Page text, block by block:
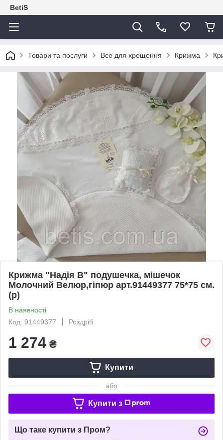
BetiS
Товари та послуги Все для хрещення Крижма
Крижма "Надія В" подушечка, мішечок
Молочний Велюр,гіпюр арт.91449377 75*75 см.
(р)
В наявності
Код: 91449377
Роздріб
1 274 ₴
Купити
або
Купити з
Що таке купити з Пром?